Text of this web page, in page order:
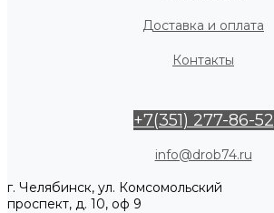
Доставка и оплата
Контакты
+7(351) 277-86-52
info@drob74.ru
г. Челябинск, ул. Комсомольский
проспект, д. 10, оф 9